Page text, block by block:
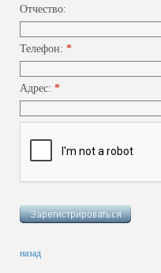
Отчество:
Телефон: *
Адрес: *
назад